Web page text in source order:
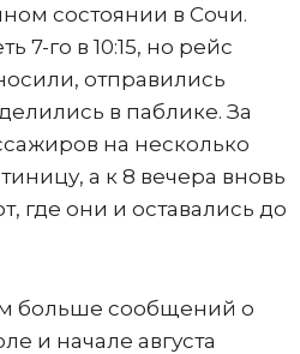
состоянии в Сочи.
7-го в 10:15, но рейс
отправились
в паблике. За
на несколько
а к 8 вечера вновь
где они и оставались до
больше сообщений о
и начале августа